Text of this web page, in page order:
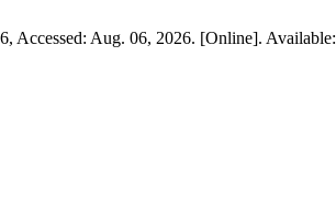
Accessed: Aug. 06, 2026. [Online]. Available: